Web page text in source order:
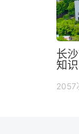
长
知
2057